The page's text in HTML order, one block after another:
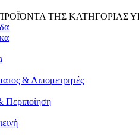
ΤΗΣ ΚΑΤΗΓΟΡΙΑΣ
& Λιπομετρητές
Περιποίηση